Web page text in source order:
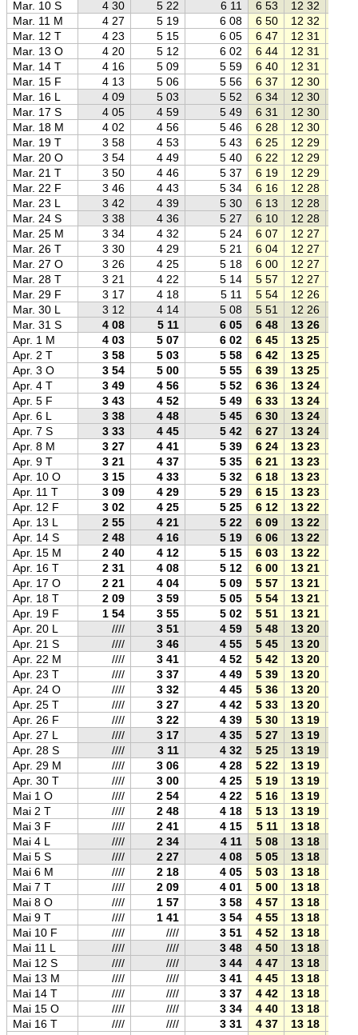
Mar. 10 S
4 30 5 22 6 11 6 53 12 32
Mar. 11 M
4 27 5 19 6 08 6 50 12 32
Mar. 12 T
4 23 5 15 6 05 6 47 12 31
Mar. 13 O
4 20 5 12 6 02 6 44 12 31
Mar. 14 T
4 16 5 09 5 59 6 40 12 31
Mar. 15 F
4 13 5 06 5 56 6 37 12 30
Mar. 16 L
4 09 5 03 5 52 6 34 12 30
Mar. 17 S
4 05 4 59 5 49 6 31 12 30
Mar. 18 M
4 02 4 56 5 46 6 28 12 30
Mar. 19 T
3 58 4 53 5 43 6 25 12 29
Mar. 20 O
3 54 4 49 5 40 6 22 12 29
Mar. 21 T
3 50 4 46 5 37 6 19 12 29
Mar. 22 F
3 46 4 43 5 34 6 16 12 28
Mar. 23 L
3 42 4 39 5 30 6 13 12 28
Mar. 24 S
3 38 4 36 5 27 6 10 12 28
Mar. 25 M
3 34 4 32 5 24 6 07 12 27
Mar. 26 T
3 30 4 29 5 21 6 04 12 27
Mar. 27 O
3 26 4 25 5 18 6 00 12 27
Mar. 28 T
3 21 4 22 5 14 5 57 12 27
Mar. 29 F
3 17 4 18 5 11 5 54 12 26
Mar. 30 L
3 12 4 14 5 08 5 51 12 26
Mar. 31 S
4 08 5 11 6 05 6 48 13 26
Apr. 1 M
4 03 5 07 6 02 6 45 13 25
Apr. 2 T
3 58 5 03 5 58 6 42 13 25
Apr. 3 O
3 54 5 00 5 55 6 39 13 25
Apr. 4 T
3 49 4 56 5 52 6 36 13 24
Apr. 5 F
3 43 4 52 5 49 6 33 13 24
Apr. 6 L
3 38 4 48 5 45 6 30 13 24
Apr. 7 S
3 33 4 45 5 42 6 27 13 24
Apr. 8 M
3 27 4 41 5 39 6 24 13 23
Apr. 9 T
3 21 4 37 5 35 6 21 13 23
Apr. 10 O
3 15 4 33 5 32 6 18 13 23
Apr. 11 T
3 09 4 29 5 29 6 15 13 23
Apr. 12 F
3 02 4 25 5 25 6 12 13 22
Apr. 13 L
2 55 4 21 5 22 6 09 13 22
Apr. 14 S
2 48 4 16 5 19 6 06 13 22
Apr. 15 M
2 40 4 12 5 15 6 03 13 22
Apr. 16 T
2 31 4 08 5 12 6 00 13 21
Apr. 17 O
2 21 4 04 5 09 5 57 13 21
Apr. 18 T
2 09 3 59 5 05 5 54 13 21
Apr. 19 F
1 54 3 55 5 02 5 51 13 21
Apr. 20 L
//// 3 51 4 59 5 48 13 20
Apr. 21 S
//// 3 46 4 55 5 45 13 20
Apr. 22 M
//// 3 41 4 52 5 42 13 20
Apr. 23 T
//// 3 37 4 49 5 39 13 20
Apr. 24 O
//// 3 32 4 45 5 36 13 20
Apr. 25 T
//// 3 27 4 42 5 33 13 20
Apr. 26 F
//// 3 22 4 39 5 30 13 19
Apr. 27 L
//// 3 17 4 35 5 27 13 19
Apr. 28 S
//// 3 11 4 32 5 25 13 19
Apr. 29 M
//// 3 06 4 28 5 22 13 19
Apr. 30 T
//// 3 00 4 25 5 19 13 19
Mai 1 O
//// 2 54 4 22 5 16 13 19
Mai 2 T
//// 2 48 4 18 5 13 13 19
Mai 3 F
//// 2 41 4 15 5 11 13 18
Mai 4 L
//// 2 34 4 11 5 08 13 18
Mai 5 S
//// 2 27 4 08 5 05 13 18
Mai 6 M
//// 2 18 4 05 5 03 13 18
Mai 7 T
//// 2 09 4 01 5 00 13 18
Mai 8 O
//// 1 57 3 58 4 57 13 18
Mai 9 T
//// 1 41 3 54 4 55 13 18
Mai 10 F
//// //// 3 51 4 52 13 18
Mai 11 L
//// //// 3 48 4 50 13 18
Mai 12 S
//// //// 3 44 4 47 13 18
Mai 13 M
//// //// 3 41 4 45 13 18
Mai 14 T
//// //// 3 37 4 42 13 18
Mai 15 O
//// //// 3 34 4 40 13 18
Mai 16 T
//// //// 3 31 4 37 13 18